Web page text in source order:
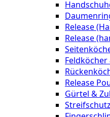
Release
Release
Release
Gürtel &